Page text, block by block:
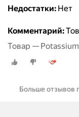
Недостатки: Нет
Комментарий:
Товар —
Больше отзывов